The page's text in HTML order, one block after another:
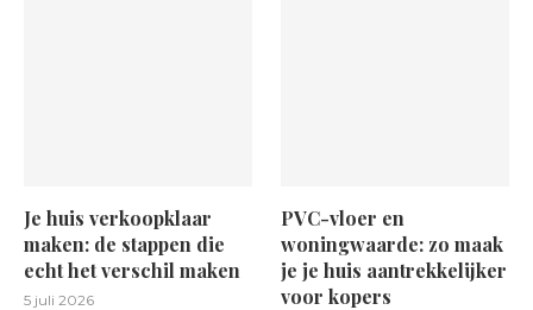
Je huis verkoopklaar
maken: de stappen die
echt het verschil maken
5 juli 2026
PVC-vloer en
woningwaarde: zo maak
je je huis aantrekkelijker
voor kopers